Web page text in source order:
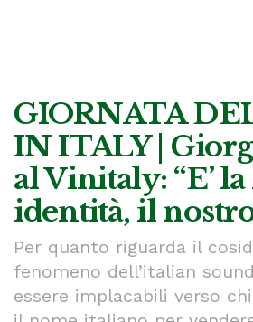
GIORNATA
IN ITALY |
al Vinitaly: “E’
identità, il
Per quanto riguarda il
fenomeno dell’italian
essere implacabili verso